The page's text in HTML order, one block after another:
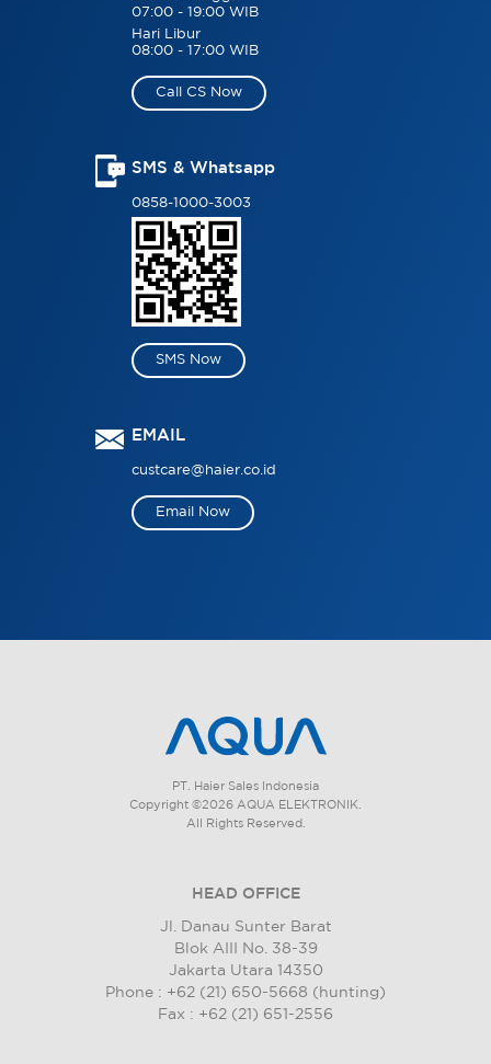
07:00 - 19:00 WIB
Hari Libur
08:00 - 17:00 WIB
Call CS Now
SMS & Whatsapp
0858-1000-3003
SMS Now
EMAIL
custcare@haier.co.id
Email Now
PT. Haier Sales Indonesia
Copyright ©2026 AQUA ELEKTRONIK.
All Rights Reserved.
HEAD OFFICE
Jl. Danau Sunter Barat
Blok AIII No. 38-39
Jakarta Utara 14350
Phone : +62 (21) 650-5668 (hunting)
Fax : +62 (21) 651-2556